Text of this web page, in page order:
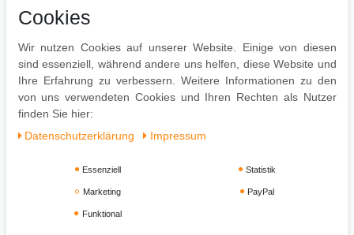
Zur Reinigung empfehlen wir ein mit lauwarmem Wasser
angefeuchtetes Baumwolltuch
Leichte Verschmutzung mit feuchtem Baumwolltuch abwischen
Cookies
Wir nutzen Cookies auf unserer Website. Einige von diesen
sind essenziell, während andere uns helfen, diese Website und
Ihre Erfahrung zu verbessern. Weitere Informationen zu den
von uns verwendeten Cookies und Ihren Rechten als Nutzer
finden Sie hier:
Daten­schutz­erklärung
Impressum
Essenziell Statistik
Marketing PayPal
Funktional